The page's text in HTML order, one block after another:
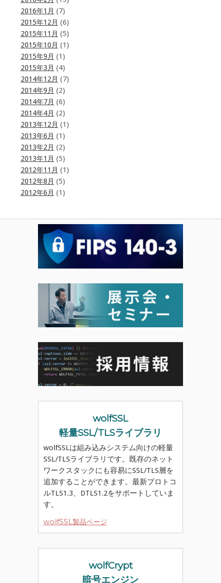
2016年1月 (7)
2015年12月 (6)
2015年11月 (5)
2015年10月 (1)
2015年9月 (1)
2015年3月 (4)
2014年12月 (7)
2014年9月 (2)
2014年7月 (6)
2014年4月 (2)
2013年12月 (1)
2013年6月 (1)
2013年2月 (2)
2013年1月 (5)
2012年11月 (1)
2012年8月 (5)
2012年6月 (1)
wolfSSL
軽量SSL/TLSライブラリ
wolfSSLは組み込みシステム向けの軽量
SSL/TLSライブラリです。既存のネット
ワークスタックにも容易にSSL/TLS層を
追加することができます。最新プロトコ
ルTLS1.3、DTLS1.2をサポートしていま
す。
wolfSSL製品ページ
wolfCrypt
暗号エンジン